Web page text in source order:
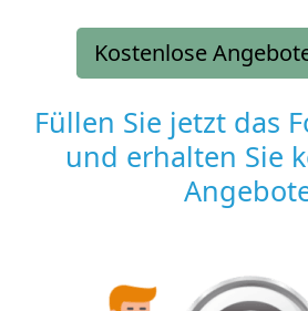
Kostenlose
Füllen Sie jetzt das
und erhalten Sie